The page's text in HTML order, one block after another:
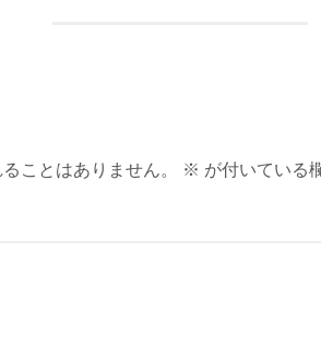
ることはありません。 ※ が付いている